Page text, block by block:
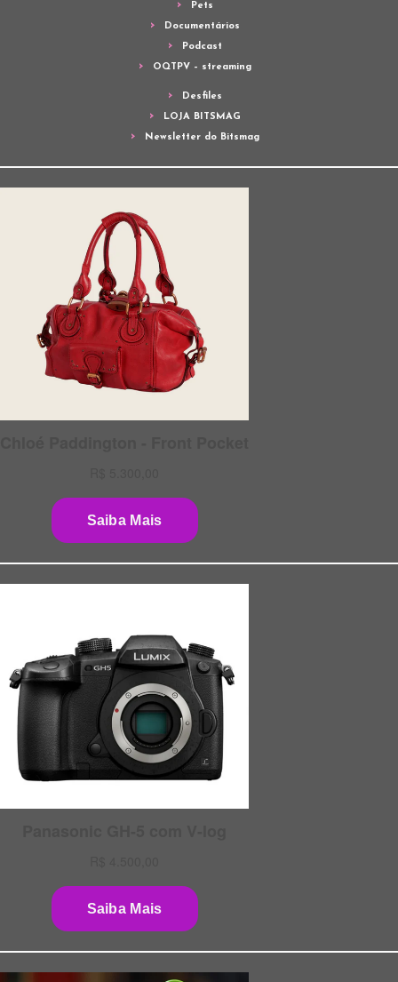
Pets
Documentários
Podcast
OQTPV – streaming
Desfiles
LOJA BITSMAG
Newsletter do Bitsmag